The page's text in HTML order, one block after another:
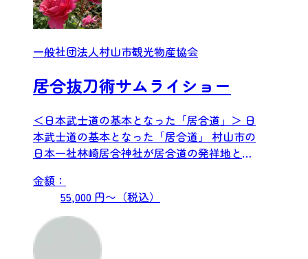
一般社団法人村山市観光物産協会
居合抜刀術サムライショー
＜日本武士道の基本となった「居合道」＞ 日
本武士道の基本となった「居合道」 村山市の
日本一社林崎居合神社が居合道の発祥地とな
金額：
55,000 円〜（税込）